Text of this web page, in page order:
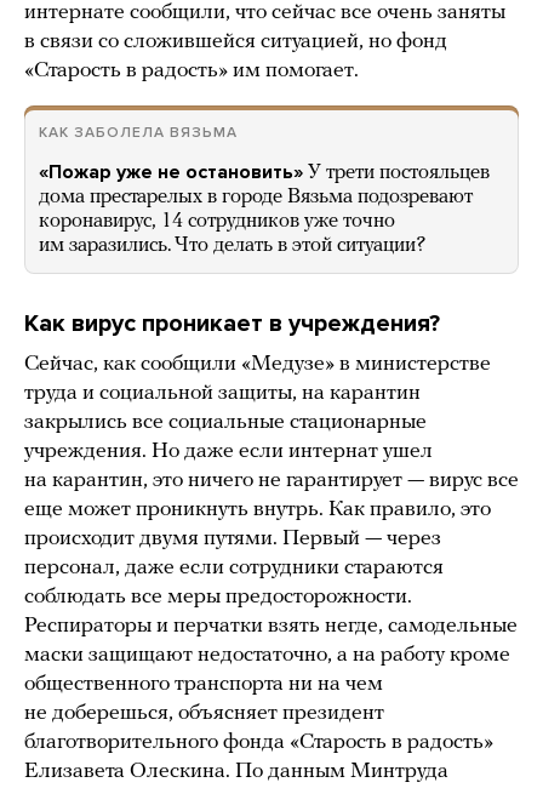
интернате сообщили, что сейчас все очень заняты
в связи со сложившейся ситуацией, но фонд
«Старость в радость» им помогает.
КАК ЗАБОЛЕЛА ВЯЗЬМА
«Пожар уже не остановить» У трети постояльцев
дома престарелых в городе Вязьма подозревают
коронавирус, 14 сотрудников уже точно
им заразились. Что делать в этой ситуации?
Как вирус проникает в учреждения?
Сейчас, как сообщили «Медузе» в министерстве
труда и социальной защиты, на карантин
закрылись все социальные стационарные
учреждения. Но даже если интернат ушел
на карантин, это ничего не гарантирует — вирус все
еще может проникнуть внутрь. Как правило, это
происходит двумя путями. Первый — через
персонал, даже если сотрудники стараются
соблюдать все меры предосторожности.
Респираторы и перчатки взять негде, самодельные
маски защищают недостаточно, а на работу кроме
общественного транспорта ни на чем
не доберешься, объясняет президент
благотворительного фонда «Старость в радость»
Елизавета Олескина. По данным Минтруда